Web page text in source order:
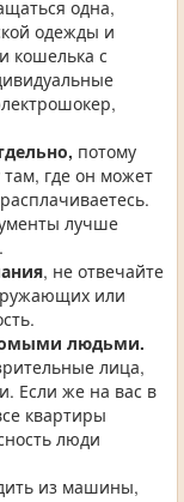
одна,
одежды и
кошелька с
потому
где он может
лучше
, не отвечайте
или
людьми.
лица,
Если же на вас в
квартиры
люди
из машины,